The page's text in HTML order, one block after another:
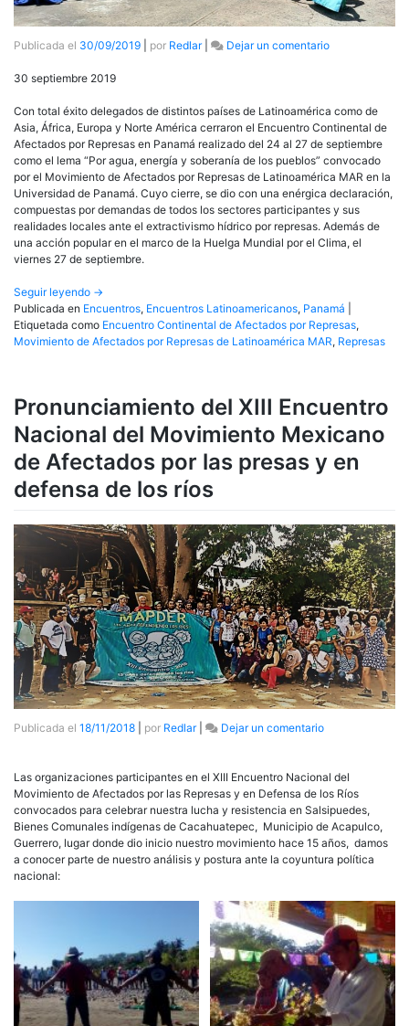
Publicada el 30/09/2019 por Redlar| Dejar un comentarioen
Encuentro
Continental
de
Afectados
por
Represas
30 septiembre 2019
Con total éxito delegados de distintos países de Latinoamérica como de
Asia, África, Europa y Norte América cerraron el Encuentro Continental de
Afectados por Represas en Panamá realizado del 24 al 27 de septiembre
como el lema “Por agua, energía y soberanía de los pueblos” convocado
por el Movimiento de Afectados por Represas de Latinoamérica MAR en la
Universidad de Panamá. Cuyo cierre, se dio con una enérgica declaración,
compuestas por demandas de todos los sectores participantes y sus
realidades locales ante el extractivismo hídrico por represas. Además de
una acción popular en el marco de la Huelga Mundial por el Clima, el
viernes 27 de septiembre.
Seguir leyendo →
Publicada en Encuentros, Encuentros Latinoamericanos, Panamá
Etiquetada como Encuentro Continental de Afectados por Represas,
Movimiento de Afectados por Represas de Latinoamérica MAR, Represas
Pronunciamiento del XIII Encuentro
Nacional del Movimiento Mexicano
de Afectados por las presas y en
defensa de los ríos
Publicada el 18/11/2018 por Redlar| Dejar un comentarioen
XIII
Encuentro
Nacional
del
Movimiento
Mexicano
por
las
presas
y
en
defensa
de
los
Las organizaciones participantes en el XIII Encuentro Nacional del
Movimiento de Afectados por las Represas y en Defensa de los Ríos
convocados para celebrar nuestra lucha y resistencia en Salsipuedes,
Bienes Comunales indígenas de Cacahuatepec, Municipio de Acapulco,
Guerrero, lugar donde dio inicio nuestro movimiento hace 15 años, damos
a conocer parte de nuestro análisis y postura ante la coyuntura política
nacional: